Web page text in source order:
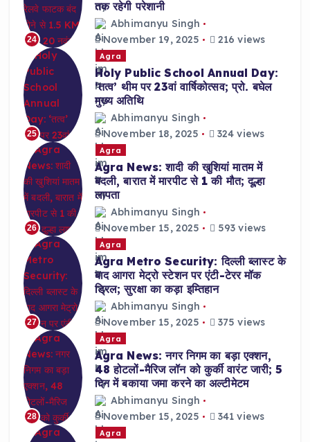
24
तक रहेगी परेशानी
Abhimanyu Singh
November 19, 2025
216 views
25
Agra
Holy Public School Annual Day:
‘तत्व’ थीम पर 23वां वार्षिकोत्सव; प्रो. बघेल
मुख्य अतिथि
Abhimanyu Singh
November 18, 2025
324 views
26
Agra
Agra News: शादी की खुशियां मातम में
बदली, बारात में मारपीट से 1 की मौत; दूल्हा
लापता
Abhimanyu Singh
November 15, 2025
593 views
27
Agra
Agra Metro Security: दिल्ली ब्लास्ट के
बाद आगरा मेट्रो स्टेशन पर एंटी-टेरर मॉक
ड्रिल; सुरक्षा का कड़ा इम्तिहान
Abhimanyu Singh
November 15, 2025
375 views
28
Agra
Agra News: नगर निगम का बड़ा एक्शन,
48 होटलों-मैरिज लॉन को कुर्की वारंट जारी; 5
दिन में बकाया जमा करने का अल्टीमेटम
Abhimanyu Singh
November 15, 2025
341 views
Agra